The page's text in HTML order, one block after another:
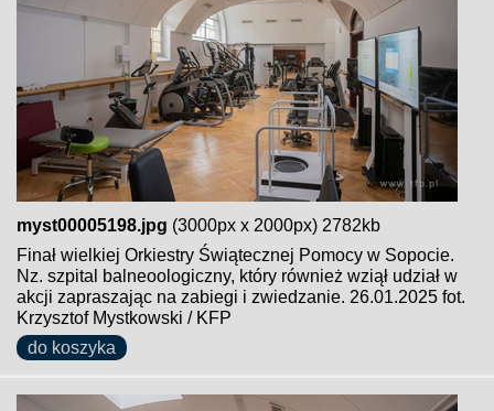
myst00005198.jpg (3000px x 2000px) 2782kb
Finał wielkiej Orkiestry Świątecznej Pomocy w Sopocie.
Nz. szpital balneoologiczny, który również wziął udział w
akcji zapraszając na zabiegi i zwiedzanie. 26.01.2025 fot.
Krzysztof Mystkowski / KFP
do koszyka